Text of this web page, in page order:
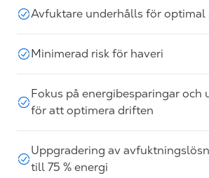
Avfuktare underhålls för optimal
Minimerad risk för haveri
Fokus på energibesparingar och
för att optimera driften
Uppgradering av
till 75 % energi